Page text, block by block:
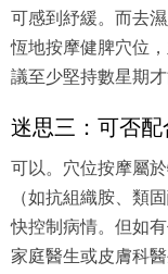
可感到紓緩。而去
恆地按摩健脾穴位
議至少堅持數星期
迷思三：可否配
可以。穴位按摩屬
（如抗組織胺、類
快控制病情。但如
家庭醫生或皮膚科醫